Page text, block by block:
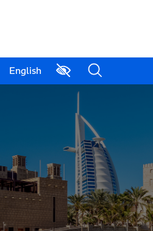
English